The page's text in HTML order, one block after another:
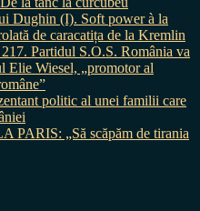
Dughin (I). Soft power à la
de caracatița de la Kremlin
Partidul S.O.S. România va
Elie Wiesel, „promotor al
politic al unei familii care
„Să scăpăm de tirania